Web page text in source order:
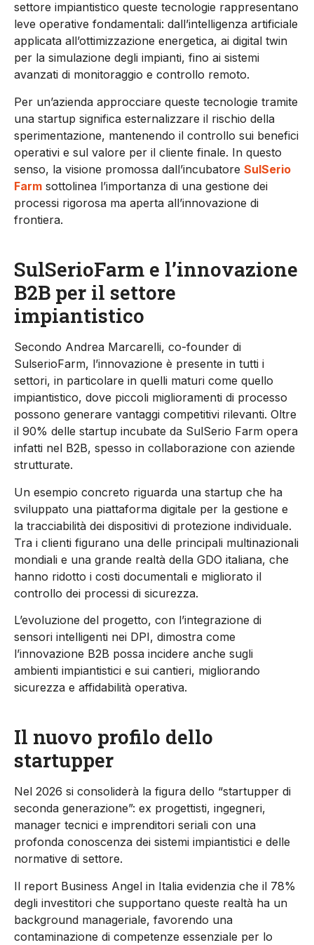
settore impiantistico queste tecnologie rappresentano
leve operative fondamentali: dall’intelligenza artificiale
applicata all’ottimizzazione energetica, ai digital twin
per la simulazione degli impianti, fino ai sistemi
avanzati di monitoraggio e controllo remoto.
Per un’azienda approcciare queste tecnologie tramite
una startup significa esternalizzare il rischio della
sperimentazione, mantenendo il controllo sui benefici
operativi e sul valore per il cliente finale. In questo
senso, la visione promossa dall’incubatore SulSerio
Farm sottolinea l’importanza di una gestione dei
processi rigorosa ma aperta all’innovazione di
frontiera.
SulSerioFarm e l’innovazione
B2B per il settore
impiantistico
Secondo Andrea Marcarelli, co-founder di
SulserioFarm, l’innovazione è presente in tutti i
settori, in particolare in quelli maturi come quello
impiantistico, dove piccoli miglioramenti di processo
possono generare vantaggi competitivi rilevanti. Oltre
il 90% delle startup incubate da SulSerio Farm opera
infatti nel B2B, spesso in collaborazione con aziende
strutturate.
Un esempio concreto riguarda una startup che ha
sviluppato una piattaforma digitale per la gestione e
la tracciabilità dei dispositivi di protezione individuale.
Tra i clienti figurano una delle principali multinazionali
mondiali e una grande realtà della GDO italiana, che
hanno ridotto i costi documentali e migliorato il
controllo dei processi di sicurezza.
L’evoluzione del progetto, con l’integrazione di
sensori intelligenti nei DPI, dimostra come
l’innovazione B2B possa incidere anche sugli
ambienti impiantistici e sui cantieri, migliorando
sicurezza e affidabilità operativa.
Il nuovo profilo dello
startupper
Nel 2026 si consoliderà la figura dello “startupper di
seconda generazione”: ex progettisti, ingegneri,
manager tecnici e imprenditori seriali con una
profonda conoscenza dei sistemi impiantistici e delle
normative di settore.
Il report Business Angel in Italia evidenzia che il 78%
degli investitori che supportano queste realtà ha un
background manageriale, favorendo una
contaminazione di competenze essenziale per lo